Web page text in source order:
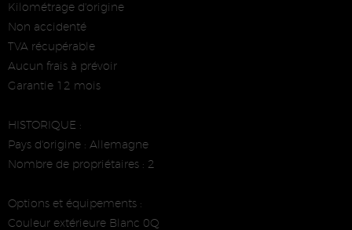
Kilométrage d'origine
Non accidenté
TVA récupérable
Aucun frais à prévoir
Garantie 12 mois
HISTORIQUE :
Pays d'origine : Allemagne
Nombre de propriétaires : 2
Options et équipements :
Couleur extérieure Blanc 0Q